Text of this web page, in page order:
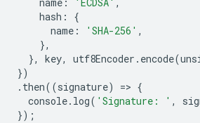
name : 'ECDSA' ,
hash :
{
name : 'SHA-256' ,
},
},
key, utf8Encoder . encode(
})
. then((signature) => {
console. log( 'Signature: ' ,
});